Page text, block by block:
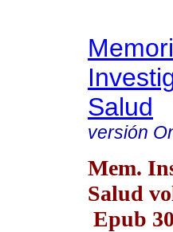
Salud
versión
Mem.
Salud
Epub